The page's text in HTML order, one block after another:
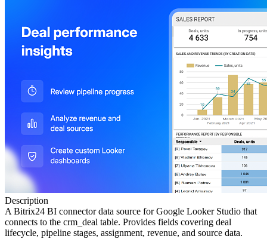
Description
A Bitrix24 BI connector data source for Google Looker Studio that
connects to the crm_deal table. Provides fields covering deal
lifecycle, pipeline stages, assignment, revenue, and source data.